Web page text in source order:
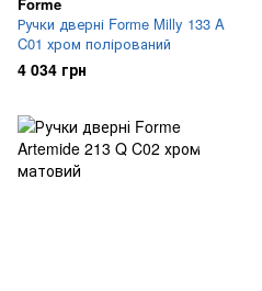
Forme
Ручки дверні Forme Milly 133 A
C01 хром полірований
4 034 грн